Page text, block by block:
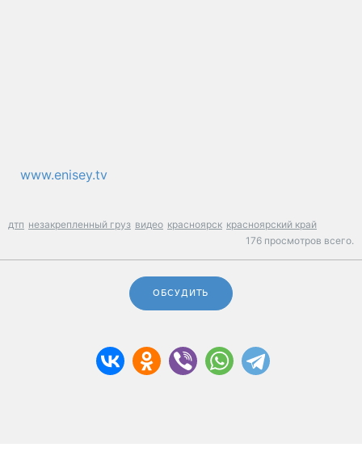
www.enisey.tv
дтп незакрепленный груз видео красноярск красноярский край
176 просмотров всего.
ОБСУДИТЬ